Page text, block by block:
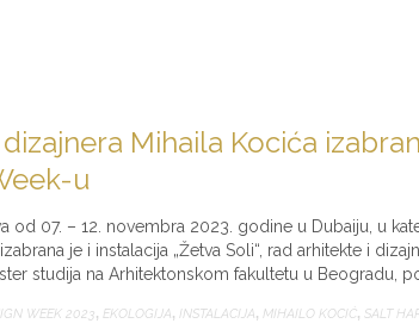
Mihaila Kocića
u
od 07. – 12. novembra 2023. godine u Dubaiju, u
je i instalacija „Žetva Soli“, rad arhitekte i
studija na Arhitektonskom fakultetu u Beogradu,
WEEK 2023, EKOLOGIJA, INSTALACIJA, MIHAILO KOCIĆ, SALT